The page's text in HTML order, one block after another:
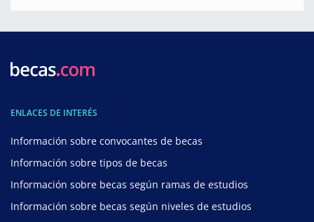
ENLACES DE INTERÉS
Información sobre convocantes de becas
Información sobre tipos de becas
Información sobre becas según ramas de estudios
Información sobre becas según niveles de estudios